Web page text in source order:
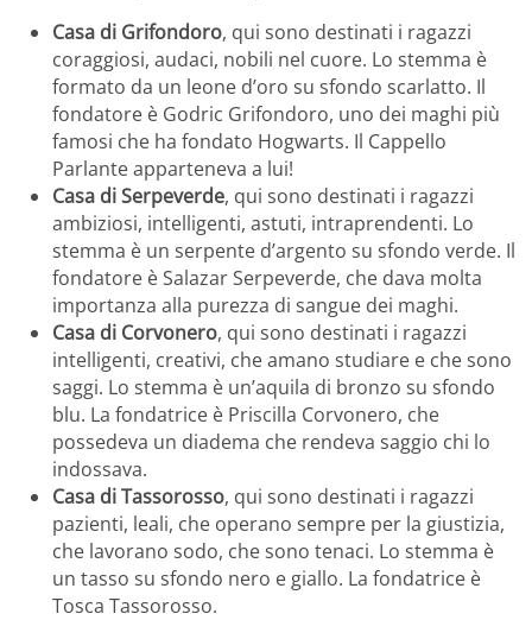
Casa di Grifondoro, qui sono destinati i ragazzi
coraggiosi, audaci, nobili nel cuore. Lo stemma è
formato da un leone d’oro su sfondo scarlatto. Il
fondatore è Godric Grifondoro, uno dei maghi più
famosi che ha fondato Hogwarts. Il Cappello
Parlante apparteneva a lui!
Casa di Serpeverde, qui sono destinati i ragazzi
ambiziosi, intelligenti, astuti, intraprendenti. Lo
stemma è un serpente d’argento su sfondo verde. Il
fondatore è Salazar Serpeverde, che dava molta
importanza alla purezza di sangue dei maghi.
Casa di Corvonero, qui sono destinati i ragazzi
intelligenti, creativi, che amano studiare e che sono
saggi. Lo stemma è un’aquila di bronzo su sfondo
blu. La fondatrice è Priscilla Corvonero, che
possedeva un diadema che rendeva saggio chi lo
indossava.
Casa di Tassorosso, qui sono destinati i ragazzi
pazienti, leali, che operano sempre per la giustizia,
che lavorano sodo, che sono tenaci. Lo stemma è
un tasso su sfondo nero e giallo. La fondatrice è
Tosca Tassorosso.